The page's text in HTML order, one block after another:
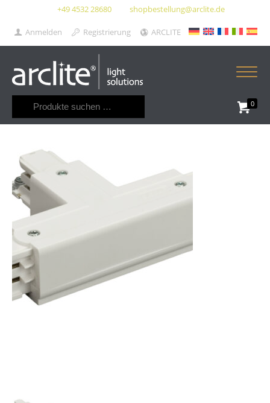
+49 4532 28680 shopbestellung@arclite.de
Anmelden Registrierung ARCLITE
0